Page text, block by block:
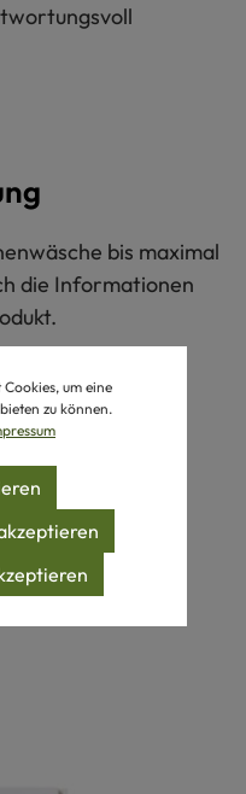
bis maximal
die Informationen
für
um eine
zu können.